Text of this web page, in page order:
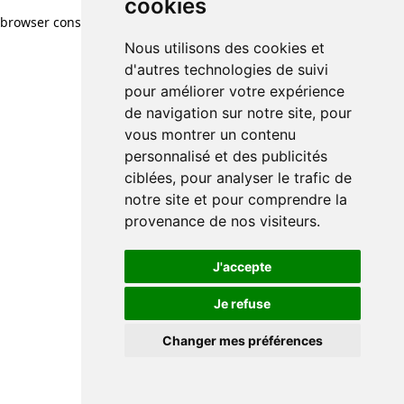
cookies
Nous utilisons des cookies et
d'autres technologies de suivi
pour améliorer votre expérience
de navigation sur notre site, pour
vous montrer un contenu
personnalisé et des publicités
ciblées, pour analyser le trafic de
notre site et pour comprendre la
provenance de nos visiteurs.
J'accepte
Je refuse
Changer mes préférences
browser console for more information)